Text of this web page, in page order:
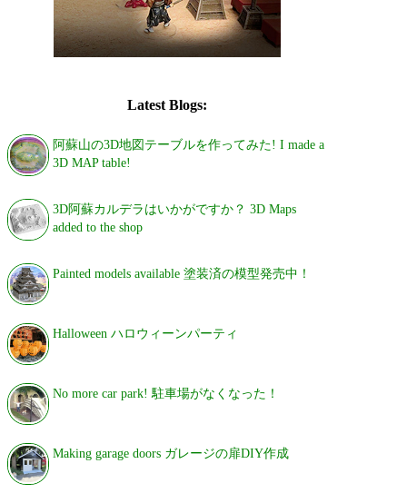
Latest Blogs:
阿蘇山の3D地図テーブルを作ってみた! I made a
3D MAP table!
3D阿蘇カルデラはいかがですか？ 3D Maps
added to the shop
Painted models available 塗装済の模型発売中！
Halloween ハロウィーンパーティ
No more car park! 駐車場がなくなった！
Making garage doors ガレージの扉DIY作成